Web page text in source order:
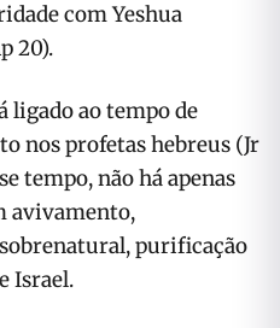
com Yeshua
20).
ligado ao tempo de
nos profetas hebreus (Jr
tempo, não há apenas
avivamento,
purificação
Israel.